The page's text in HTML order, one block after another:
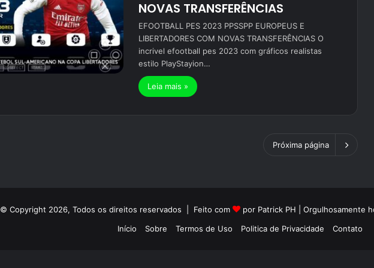
NOVAS TRANSFERÊNCIAS
EFOOTBALL PES 2023 PPSSPP EUROPEUS E
LIBERTADORES COM NOVAS TRANSFERÊNCIAS O
incrivel efootball pes 2023 com gráficos realistas
estilo PlayStayion…
Leia mais »
Próxima página
© Copyright 2026, Todos os direitos reservados | Feito com
por Patrick PH | Orgulhosamente
Início
Sobre Termos de Uso Politica de Privacidade Contato